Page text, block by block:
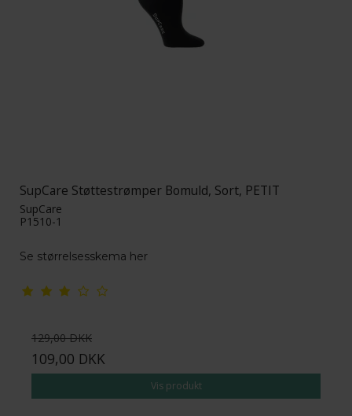
SupCare Støttestrømper Bomuld, Sort, PETIT
SupCare
P1510-1
Se størrelsesskema her
129,00 DKK
109,00 DKK
Vis produkt